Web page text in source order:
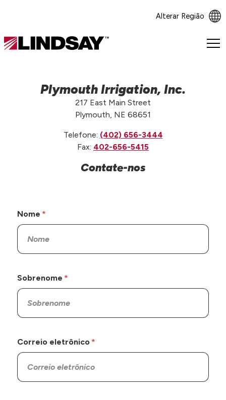
Alterar Região
Lindsay.
Plymouth Irrigation, Inc.
217 East Main Street
Plymouth, NE 68651
Telefone: (402) 656-3444
Fax: 402-656-5415
Contate-nos
Nome
Sobrenome
Correio eletrônico